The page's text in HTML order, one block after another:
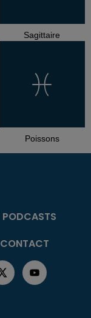
Sagittaire
Poissons
PODCASTS
CONTACT